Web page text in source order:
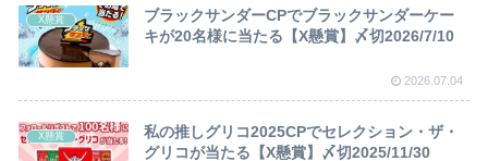
X懸賞
ブラックサンダーCPでブラックサンダーケー
キが20名様に当たる【X懸賞】〆切2026/7/10
2026.07.04
X懸賞
私の推しグリコ2025CPでセレクション・ザ・
グリコが当たる【X懸賞】〆切2025/11/30